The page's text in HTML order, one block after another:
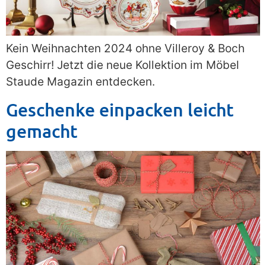
Kein Weihnachten 2024 ohne Villeroy & Boch
Geschirr! Jetzt die neue Kollektion im Möbel
Staude Magazin entdecken.
Geschenke einpacken leicht
gemacht